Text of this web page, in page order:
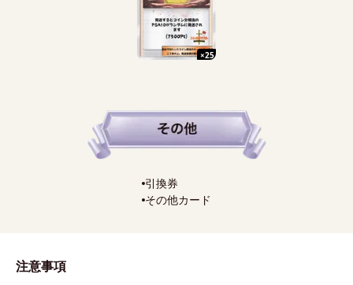
×25
引換券
その他カード
注意事項